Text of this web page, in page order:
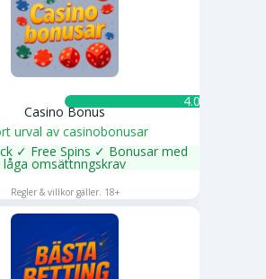
4.0 ★
Casino Bonus
urval av casinobonusar
✓ Free Spins ✓ Bonusar med
låga omsättnngskrav
SPELA NU
Regler & villkor gäller. 18+